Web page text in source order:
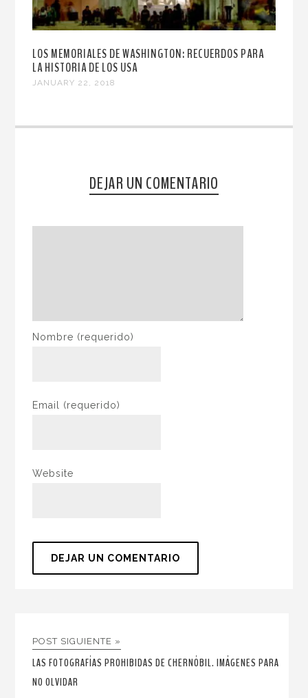
LOS MEMORIALES DE WASHINGTON: RECUERDOS PARA
LA HISTORIA DE LOS USA
JANUARY 22, 2018
DEJAR UN COMENTARIO
Nombre (requerido)
Email (requerido)
Website
POST SIGUIENTE »
LAS FOTOGRAFÍAS PROHIBIDAS DE CHERNÓBIL. IMÁGENES PARA
NO OLVIDAR